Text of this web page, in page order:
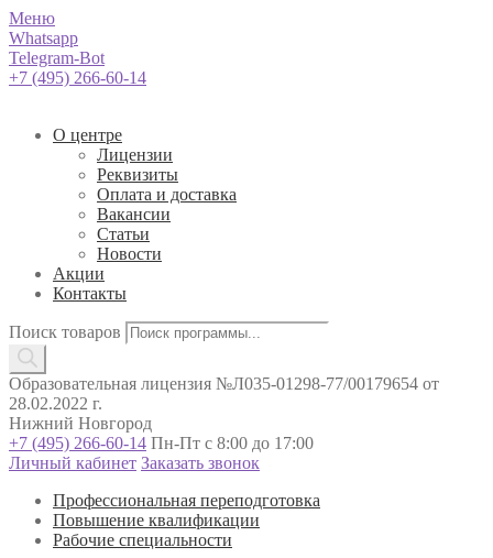
Меню
Whatsapp
Telegram-Bot
+7 (495) 266-60-14
О центре
Лицензии
Реквизиты
Оплата и доставка
Вакансии
Статьи
Новости
Акции
Контакты
Поиск товаров
Образовательная лицензия №Л035-01298-77/00179654 от
28.02.2022 г.
Нижний Новгород
+7 (495) 266-60-14 Пн-Пт с 8:00 до 17:00
Личный кабинет Заказать звонок
Профессиональная переподготовка
Повышение квалификации
Рабочие специальности